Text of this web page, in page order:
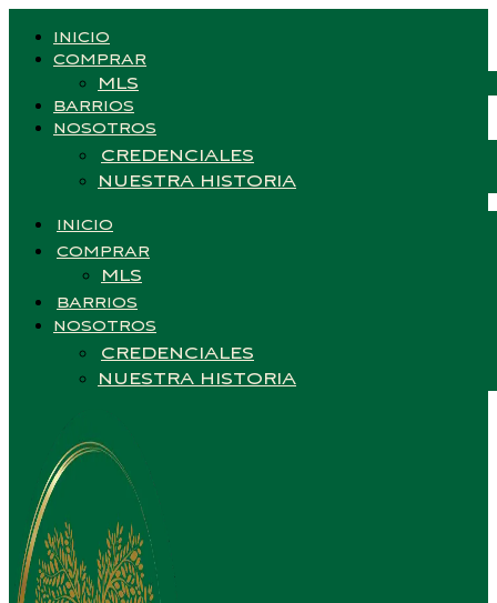
INICIO
COMPRAR
MLS
BARRIOS
NOSOTROS
CREDENCIALES
NUESTRA HISTORIA
INICIO
COMPRAR
MLS
BARRIOS
NOSOTROS
CREDENCIALES
NUESTRA HISTORIA